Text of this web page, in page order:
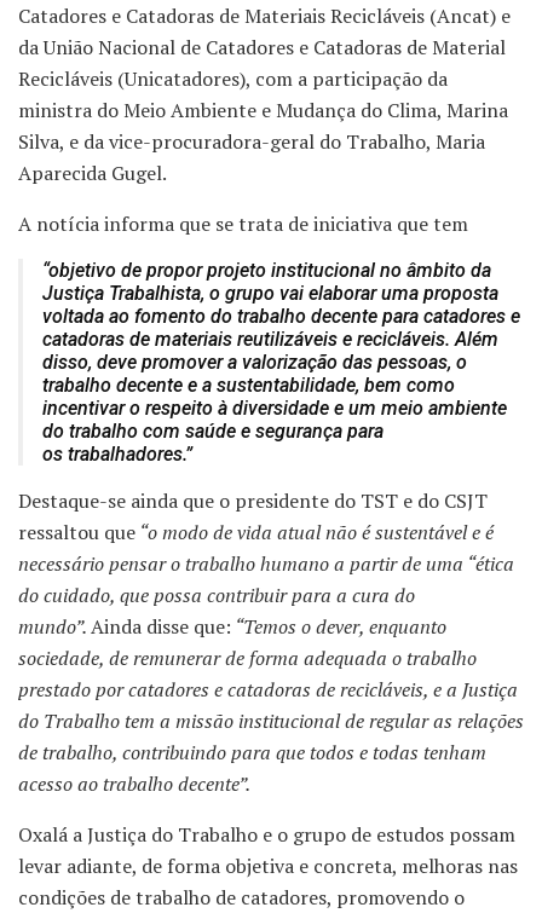
Catadores e Catadoras de Materiais Recicláveis (Ancat) e
da União Nacional de Catadores e Catadoras de Material
Recicláveis (Unicatadores), com a participação da
ministra do Meio Ambiente e Mudança do Clima, Marina
Silva, e da vice-procuradora-geral do Trabalho, Maria
Aparecida Gugel.
A notícia informa que se trata de iniciativa que tem
“objetivo de propor projeto institucional no âmbito da
Justiça Trabalhista, o grupo vai elaborar uma proposta
voltada ao fomento do trabalho decente para catadores e
catadoras de materiais reutilizáveis e recicláveis. Além
disso, deve promover a valorização das pessoas, o
trabalho decente e a sustentabilidade, bem como
incentivar o respeito à diversidade e um meio ambiente
do trabalho com saúde e segurança para
os trabalhadores.”
Destaque-se ainda que o presidente do TST e do CSJT
ressaltou que “o modo de vida atual não é sustentável e é
necessário pensar o trabalho humano a partir de uma “ética
do cuidado, que possa contribuir para a cura do
mundo”.Ainda disse que: “Temos o dever, enquanto
sociedade, de remunerar de forma adequada o trabalho
prestado por catadores e catadoras de recicláveis, e a Justiça
do Trabalho tem a missão institucional de regular as relações
de trabalho, contribuindo para que todos e todas tenham
acesso ao trabalho decente”.
Oxalá a Justiça do Trabalho e o grupo de estudos possam
levar adiante, de forma objetiva e concreta, melhoras nas
condições de trabalho de catadores, promovendo o